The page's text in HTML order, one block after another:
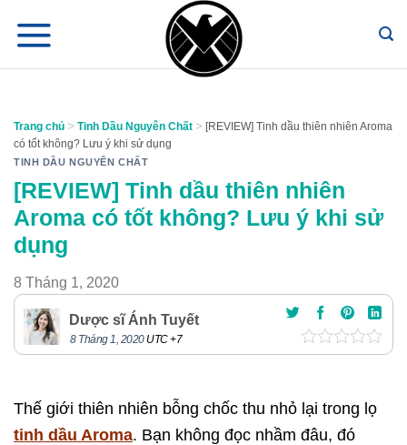
đến
Trang chủ > Tinh Dầu Nguyên Chất > [REVIEW] Tinh dầu thiên nhiên Aroma
có tốt không? Lưu ý khi sử dụng
TINH DẦU NGUYÊN CHẤT
[REVIEW] Tinh dầu thiên nhiên
Aroma có tốt không? Lưu ý khi sử
dụng
8 Tháng 1, 2020
Dược sĩ Ánh Tuyết
8 Tháng 1, 2020UTC +7
Thế giới thiên nhiên bỗng chốc thu nhỏ lại trong lọ
tinh dầu Aroma. Bạn không đọc nhầm đâu, đó